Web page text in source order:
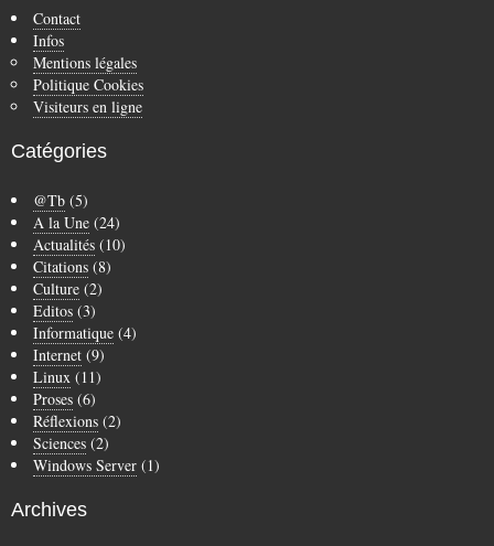
Contact
Infos
Mentions légales
Politique Cookies
Visiteurs en ligne
Catégories
@Tb (5)
A la Une (24)
Actualités (10)
Citations (8)
Culture (2)
Editos (3)
Informatique (4)
Internet (9)
Linux (11)
Proses (6)
Réflexions (2)
Sciences (2)
Windows Server (1)
Archives